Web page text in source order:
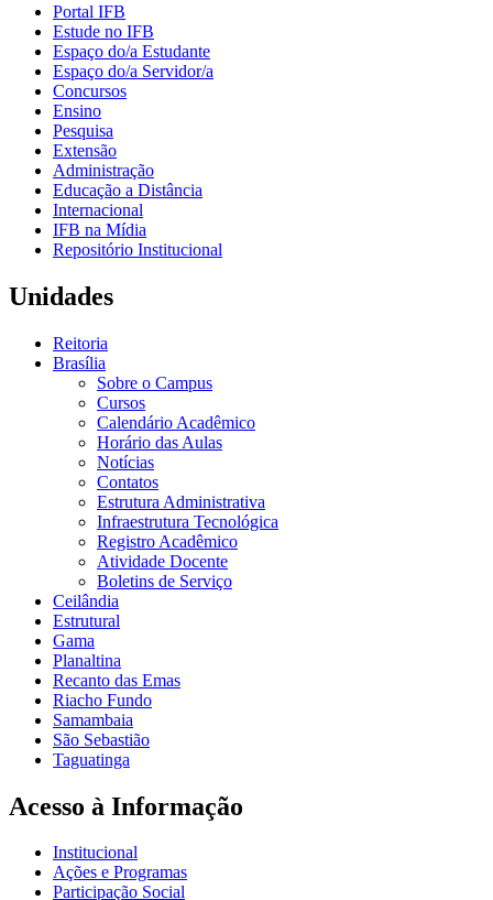
Portal IFB
Estude no IFB
Espaço do/a Estudante
Espaço do/a Servidor/a
Concursos
Ensino
Pesquisa
Extensão
Administração
Educação a Distância
Internacional
IFB na Mídia
Repositório Institucional
Unidades
Reitoria
Brasília
Sobre o Campus
Cursos
Calendário Acadêmico
Horário das Aulas
Notícias
Contatos
Estrutura Administrativa
Infraestrutura Tecnológica
Registro Acadêmico
Atividade Docente
Boletins de Serviço
Ceilândia
Estrutural
Gama
Planaltina
Recanto das Emas
Riacho Fundo
Samambaia
São Sebastião
Taguatinga
Acesso à Informação
Institucional
Ações e Programas
Participação Social